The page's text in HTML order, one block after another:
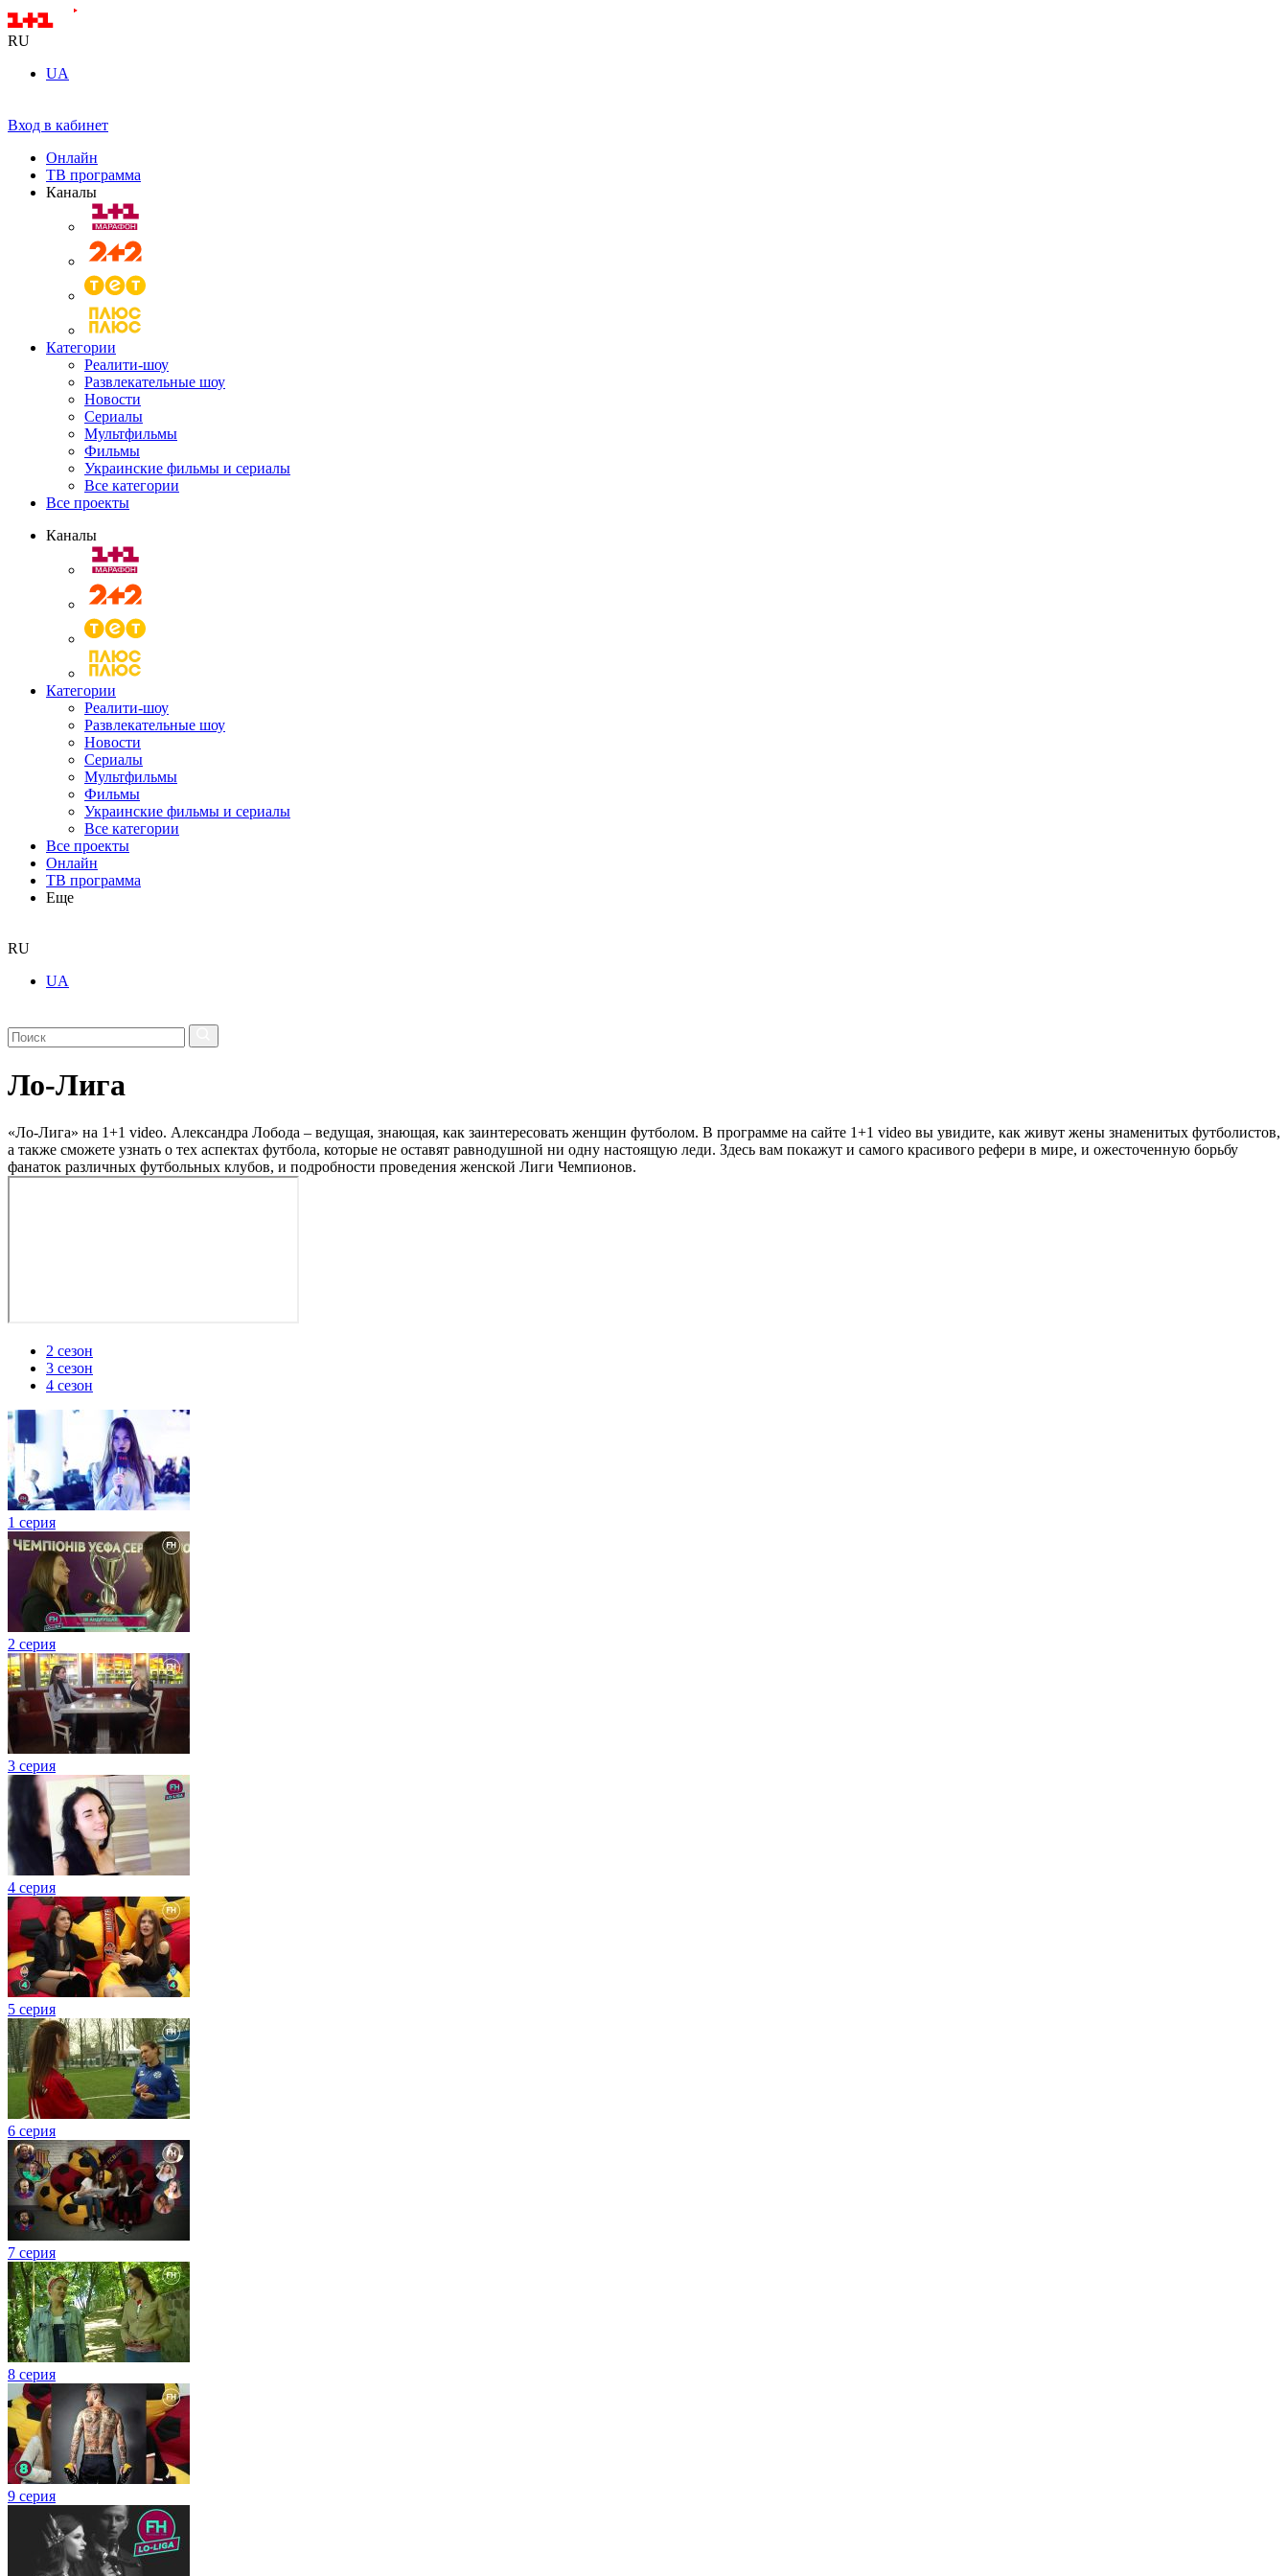
RU
UA
Вход в кабинет
Онлайн
ТВ программа
Каналы
Категории
Реалити-шоу
Развлекательные шоу
Новости
Сериалы
Мультфильмы
Фильмы
Украинские фильмы и сериалы
Все категории
Все проекты
Каналы
Категории
Реалити-шоу
Развлекательные шоу
Новости
Сериалы
Мультфильмы
Фильмы
Украинские фильмы и сериалы
Все категории
Все проекты
Онлайн
ТВ программа
Еще
RU
UA
Ло-Лига
«Ло-Лига» на 1+1 video. Александра Лобода – ведущая, знающая, как заинтересовать женщин футболом. В программе на сайте 1+1 video вы увидите, как живут жены знаменитых футболистов,
а также сможете узнать о тех аспектах футбола, которые не оставят равнодушной ни одну настоящую леди. Здесь вам покажут и самого красивого рефери в мире, и ожесточенную борьбу
фанаток различных футбольных клубов, и подробности проведения женской Лиги Чемпионов.
2 сезон
3 сезон
4 сезон
1 серия
2 серия
3 серия
4 серия
5 серия
6 серия
7 серия
8 серия
9 серия